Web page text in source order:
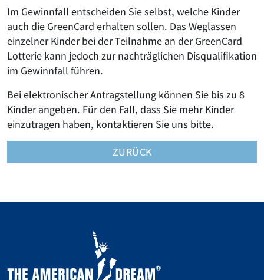
Im Gewinnfall entscheiden Sie selbst, welche Kinder
auch die GreenCard erhalten sollen. Das Weglassen
einzelner Kinder bei der Teilnahme an der GreenCard
Lotterie kann jedoch zur nachträglichen Disqualifikation
im Gewinnfall führen.
Bei elektronischer Antragstellung können Sie bis zu 8
Kinder angeben. Für den Fall, dass Sie mehr Kinder
einzutragen haben, kontaktieren Sie uns bitte.
ZURÜCK